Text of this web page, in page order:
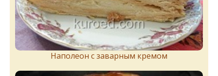
Наполеон с заварным кремом